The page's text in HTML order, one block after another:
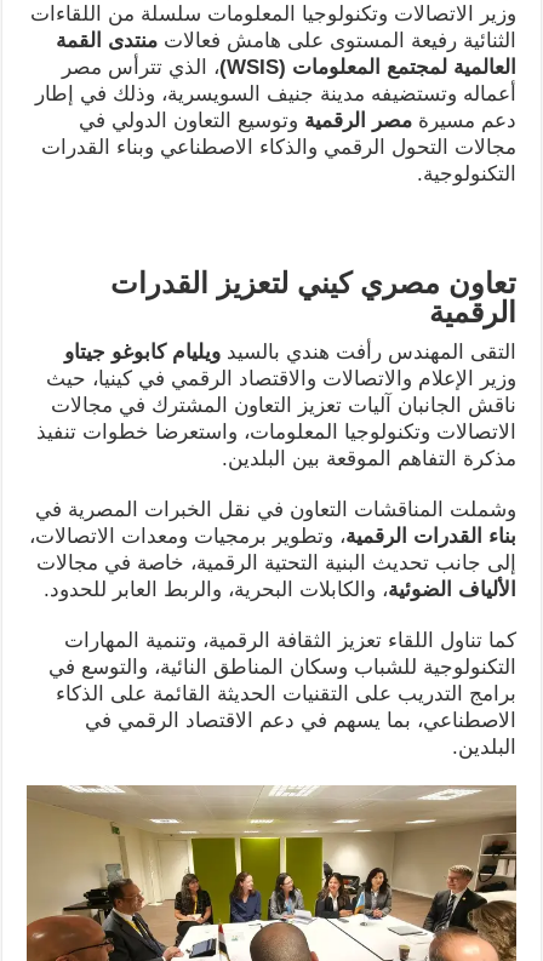
وزير الاتصالات وتكنولوجيا المعلومات سلسلة من اللقاءات
الثنائية رفيعة المستوى على هامش فعالات منتدى القمة
العالمية لمجتمع المعلومات(WSIS)
، الذي تترأس مصر
أعماله وتستضيفه مدينة جنيف السويسرية، وذلك في إطار
دعم مسيرة مصر الرقميةوتوسيع التعاون الدولي في
مجالات التحول الرقمي والذكاء الاصطناعي وبناء القدرات
التكنولوجية.
تعاون مصري كيني لتعزيز القدرات
الرقمية
التقى المهندس رأفت هندي بالسيد ويليام كابوغو جيتاو
وزير الإعلام والاتصالات والاقتصاد الرقمي في كينيا، حيث
ناقش الجانبان آليات تعزيز التعاون المشترك في مجالات
الاتصالات وتكنولوجيا المعلومات، واستعرضا خطوات تنفيذ
مذكرة التفاهم الموقعة بين البلدين.
وشملت المناقشات التعاون في نقل الخبرات المصرية في
بناء القدرات الرقمية، وتطوير برمجيات ومعدات الاتصالات،
إلى جانب تحديث البنية التحتية الرقمية، خاصة في مجالات
الألياف الضوئية، والكابلات البحرية، والربط العابر للحدود.
كما تناول اللقاء تعزيز الثقافة الرقمية، وتنمية المهارات
التكنولوجية للشباب وسكان المناطق النائية، والتوسع في
برامج التدريب على التقنيات الحديثة القائمة على الذكاء
الاصطناعي، بما يسهم في دعم الاقتصاد الرقمي في
البلدين.